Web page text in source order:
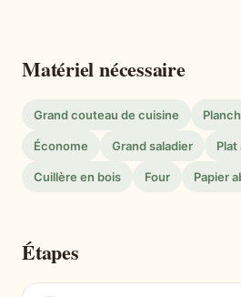
Matériel nécessaire
Grand couteau de cuisine
Économe Grand saladier Plat
Cuillère en bois Four Papier
Étapes